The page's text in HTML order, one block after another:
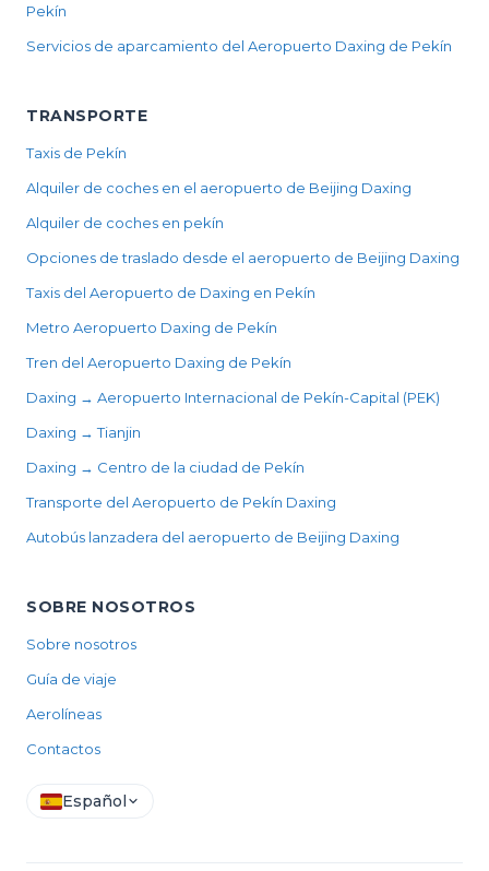
Pekín
Servicios de aparcamiento del Aeropuerto Daxing de Pekín
TRANSPORTE
Taxis de Pekín
Alquiler de coches en el aeropuerto de Beijing Daxing
Alquiler de coches en pekín
Opciones de traslado desde el aeropuerto de Beijing Daxing
Taxis del Aeropuerto de Daxing en Pekín
Metro Aeropuerto Daxing de Pekín
Tren del Aeropuerto Daxing de Pekín
Daxing → Aeropuerto Internacional de Pekín-Capital (PEK)
Daxing → Tianjin
Daxing → Centro de la ciudad de Pekín
Transporte del Aeropuerto de Pekín Daxing
Autobús lanzadera del aeropuerto de Beijing Daxing
SOBRE NOSOTROS
Sobre nosotros
Guía de viaje
Aerolíneas
Contactos
Español